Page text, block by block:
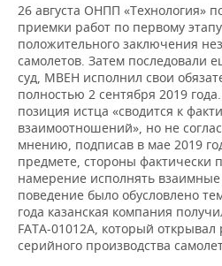
26 августа ОНПП «Технология»
приемки работ по первому
положительного заключения
самолетов. Затем последовали
суд, МВЕН исполнил свои
полностью 2 сентября 2019
позиция истца «сводится к
взаимоотношений», но не
мнению, подписав в мае 2019
предмете, стороны фактически
намерение исполнять взаимные
поведение было обусловлено
года казанская компания
FATA-01012А, который
серийного производства